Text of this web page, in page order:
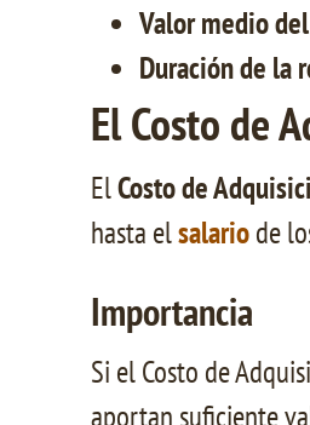
Valor medio
Duración de la
El Costo de
ElCosto de
hasta elsalariode
Importancia
Si el Costo de
aportan suficiente